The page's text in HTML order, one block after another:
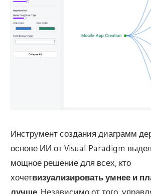
Инструмент создания диаграмм
основе ИИ от Visual Paradigm
мощное решение для всех, кто
хочетвизуализировать умнее и